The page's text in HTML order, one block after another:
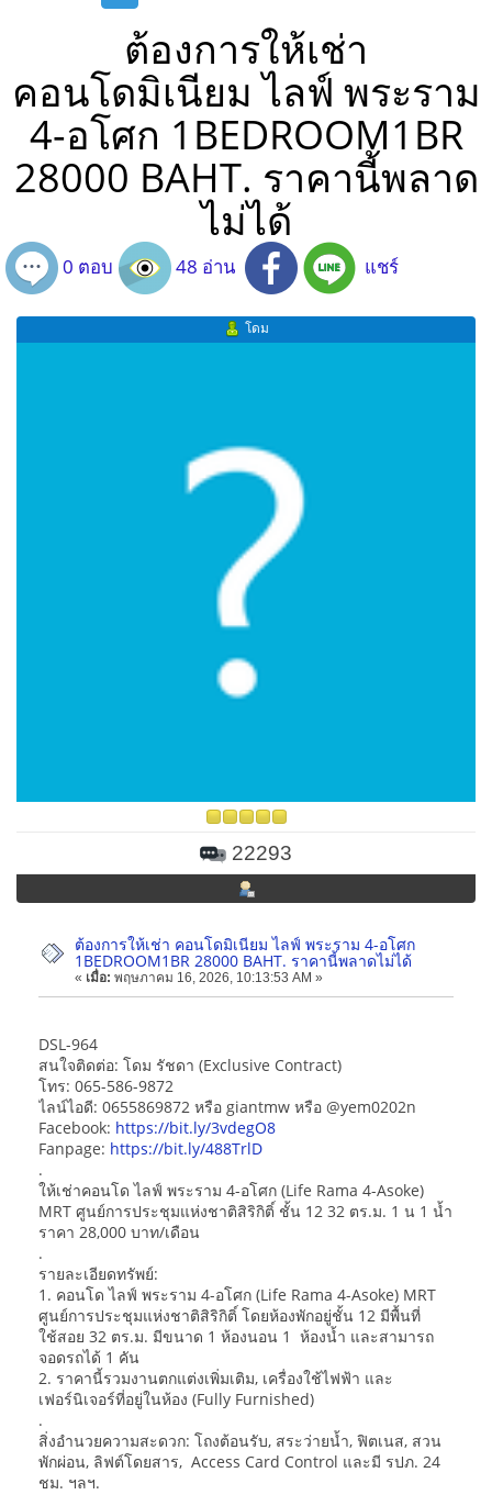
ต้องการให้เช่า
คอนโดมิเนียม ไลฟ์ พระราม
4-อโศก 1BEDROOM1BR
28000 BAHT. ราคานี้พลาด
ไม่ได้
0 ตอบ 48 อ่าน แชร์
โดม
22293
ต้องการให้เช่า คอนโดมิเนียม ไลฟ์ พระราม 4-อโศก
1BEDROOM1BR 28000 BAHT. ราคานี้พลาดไม่ได้
« เมื่อ: พฤษภาคม 16, 2026, 10:13:53 AM »
DSL-964
สนใจติดต่อ: โดม รัชดา (Exclusive Contract)
โทร: 065-586-9872
ไลน์ไอดี: 0655869872 หรือ giantmw หรือ @yem0202n
Facebook: https://bit.ly/3vdegO8
Fanpage: https://bit.ly/488TrlD
.
ให้เช่าคอนโด ไลฟ์ พระราม 4-อโศก (Life Rama 4-Asoke)
MRT ศูนย์การประชุมแห่งชาติสิริกิติ์ ชั้น 12 32 ตร.ม. 1 น 1 น้ำ
ราคา 28,000 บาท/เดือน
.
รายละเอียดทรัพย์:
1. คอนโด ไลฟ์ พระราม 4-อโศก (Life Rama 4-Asoke) MRT
ศูนย์การประชุมแห่งชาติสิริกิติ์ โดยห้องพักอยู่ชั้น 12 มีพื้นที่
ใช้สอย 32 ตร.ม. มีขนาด 1 ห้องนอน 1 ห้องน้ำ และสามารถ
จอดรถได้ 1 คัน
2. ราคานี้รวมงานตกแต่งเพิ่มเติม, เครื่องใช้ไฟฟ้า และ
เฟอร์นิเจอร์ที่อยู่ในห้อง (Fully Furnished)
.
สิ่งอำนวยความสะดวก: โถงต้อนรับ, สระว่ายน้ำ, ฟิตเนส, สวน
พักผ่อน, ลิฟต์โดยสาร, Access Card Control และมี รปภ. 24
ชม. ฯลฯ.